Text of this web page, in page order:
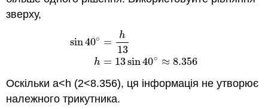
зверху,
sin40∘
h
=
h
13
= 13sin40∘ ≈ 8.356
sin40∘ 13h
Оскільки a<h (2<8.356), ця інформація не утворює
належного трикутника.